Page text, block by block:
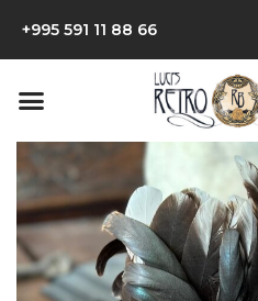
+995 591 11 88 66